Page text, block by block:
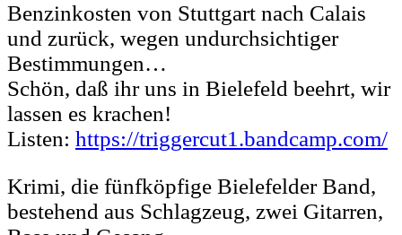
Benzinkosten von Stuttgart nach Calais
und zurück, wegen undurchsichtiger
Bestimmungen…
Schön, daß ihr uns in Bielefeld beehrt, wir
lassen es krachen!
Listen: https://triggercut1.bandcamp.com/
Krimi, die fünfköpfige Bielefelder Band,
bestehend aus Schlagzeug, zwei Gitarren,